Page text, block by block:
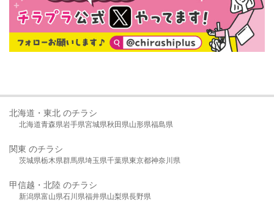
北海道・東北 のチラシ
北海道青森県岩手県宮城県秋田県山形県福島県
関東 のチラシ
茨城県栃木県群馬県埼玉県千葉県東京都神奈川県
甲信越・北陸 のチラシ
新潟県富山県石川県福井県山梨県長野県